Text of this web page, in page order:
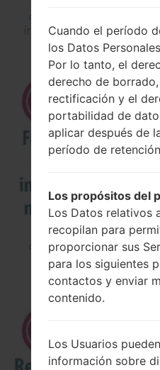
¿Cómo instalar
inteligente de LG
¿Cómo instalar
inteligente de LG
Cuando el período
los Datos
Por lo tanto, el
derecho de
rectificación y el
portabilidad de
aplicar después de
período de
Los propósitos del
Los Datos relativos
recopilan para
proporcionar sus
para los siguientes
contactos y enviar
contenido.
Los Usuarios
información sobre